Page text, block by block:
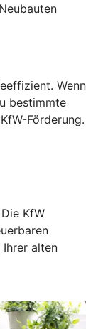
Wenn
bestimmte
Förderung.
KfW
alten